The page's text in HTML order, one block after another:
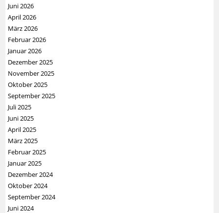
Juni 2026
April 2026
März 2026
Februar 2026
Januar 2026
Dezember 2025
November 2025
Oktober 2025
September 2025
Juli 2025
Juni 2025
April 2025
März 2025
Februar 2025
Januar 2025
Dezember 2024
Oktober 2024
September 2024
Juni 2024